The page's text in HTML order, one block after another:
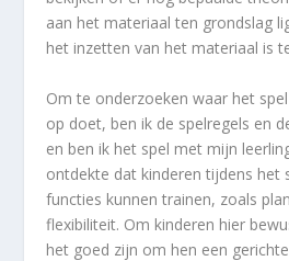
aan het materiaal ten grondslag
het inzetten van het materiaal is
Om te onderzoeken waar het
op doet, ben ik de spelregels en
en ben ik het spel met mijn
ontdekte dat kinderen tijdens het
functies kunnen trainen, zoals
flexibiliteit. Om kinderen hier
het goed zijn om hen een